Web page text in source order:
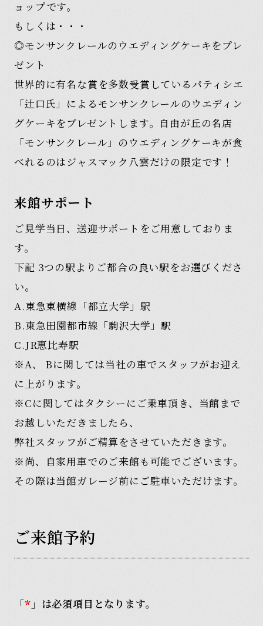
ョップです。
もしくは・・・
◎モンサンクレールのウエディングケーキをプレ
ゼント
世界的に有名な賞を多数受賞しているパティシエ
「辻口氏」によるモンサンクレールのウエディン
グケーキをプレゼントします。自由が丘の名店
「モンサンクレール」のウエディングケーキが食
べれるのはジャスマック八雲だけの限定です！
来館サポート
ご見学当日、送迎サポートをご用意しておりま
す。
下記 3つの駅よりご都合の良い駅をお選びくださ
い。
A.東急東横線「都立大学」駅
B.東急田園都市線「駒沢大学」駅
C.JR恵比寿駅
※A、 Bに関しては当社の車でスタッフがお迎え
に上がります。
※Cに関してはタクシーにご乗車頂き、当館まで
お越しいただきましたら、
弊社スタッフがご精算をさせていただきます。
※尚、自家用車でのご来館も可能でございます。
その際は当館ガレージ前にご駐車いただけます。
ご来館予約
「* 」は必須項目となります。